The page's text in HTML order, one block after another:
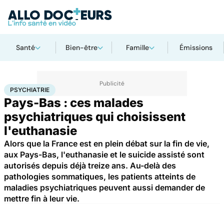
Santé Bien-être Famille Émissions
AccueilBien-être Psychiatrie
PSYCHIATRIE
Pays-Bas : ces malades
psychiatriques qui choisissent
l'euthanasie
Alors que la France est en plein débat sur la fin de vie,
aux Pays-Bas, l'euthanasie et le suicide assisté sont
autorisés depuis déjà treize ans. Au-delà des
pathologies sommatiques, les patients atteints de
maladies psychiatriques peuvent aussi demander de
mettre fin à leur vie.